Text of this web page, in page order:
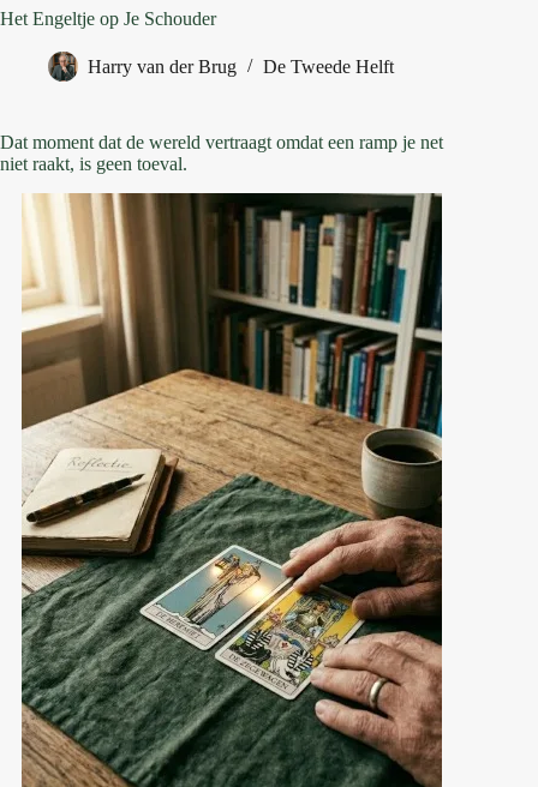
Het Engeltje op Je Schouder
Harry van der Brug De Tweede Helft
Dat moment dat de wereld vertraagt omdat een ramp je net
niet raakt, is geen toeval.